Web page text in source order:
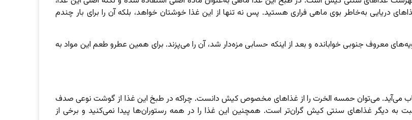
دریایی به‌خاطر بوی ماهی فراری هستید. پس نه تنها از این غذا خوشتان خواهد، بلکه آن را برای بار چندم
معروف جنوبی خوابانده و بعد از اینکه حسابی مزه‌دار شد، آن را می‌پزند. برای همین عطرو طعم این مواد به
می‌آید. می‌توان حمسه الخرت را از غذاهای مخصوص کیش دانست. چراکه در طبخ این غذا از گوشت نوعی صدف
به دیگر غذاهای سنتی کیش گران‌تر است. همچنین این غذا را در همه رستوران‌ها پیدا نمی‌کنید و برخی از